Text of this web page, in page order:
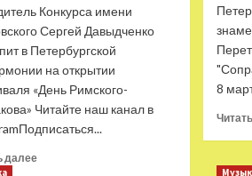
Конкурса имени
Сергей Давыдченко
в Петербургской
на открытии
«День Римского-
Читайте наш канал в
далееПрочитать
8